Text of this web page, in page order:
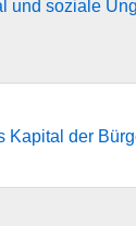
und soziale
der